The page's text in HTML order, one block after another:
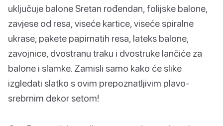
uključuje balone Sretan rođendan, folijske balone,
zavjese od resa, viseće kartice, viseće spiralne
ukrase, pakete papirnatih resa, lateks balone,
zavojnice, dvostranu traku i dvostruke lančiće za
balone i slamke. Zamisli samo kako će slike
izgledati slatko s ovim prepoznatljivim plavo-
srebrnim dekor setom!